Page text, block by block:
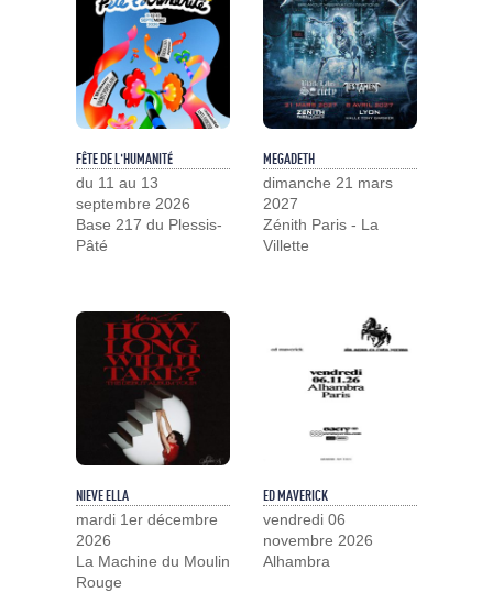
FÊTE DE L'HUMANITÉ
du 11 au 13
septembre 2026
Base 217 du Plessis-
Pâté
MEGADETH
dimanche 21 mars
2027
Zénith Paris - La
Villette
NIEVE ELLA
mardi 1er décembre
2026
La Machine du Moulin
Rouge
ED MAVERICK
vendredi 06
novembre 2026
Alhambra